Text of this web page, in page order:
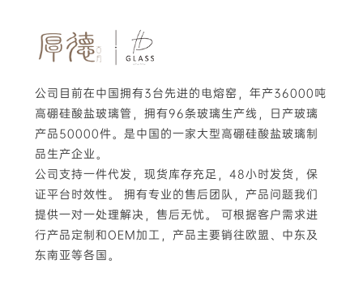
公司目前在中国拥有3台先进的电熔窑，年产36000吨
高硼硅酸盐玻璃管，拥有96条玻璃生产线，日产玻璃
产品50000件。是中国的一家大型高硼硅酸盐玻璃制
品生产企业。
公司支持一件代发，现货库存充足，48小时发货，保
证平台时效性。 拥有专业的售后团队，产品问题我们
提供一对一处理解决，售后无忧。 可根据客户需求进
行产品定制和OEM加工，产品主要销往欧盟、中东及
东南亚等各国。